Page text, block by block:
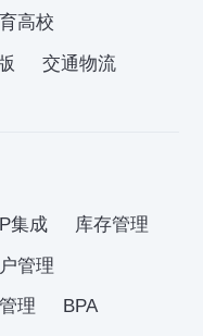
高校
交通物流
集成
库存管理
管理
理
BPA